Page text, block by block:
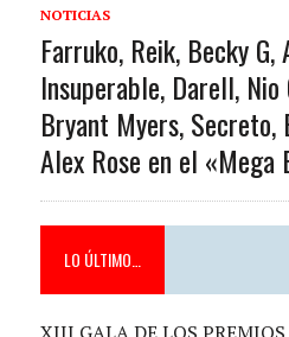
NOTICIAS
Farruko, Reik, Becky
Insuperable, Darell,
Bryant Myers, Secreto,
Alex Rose en el «Mega
LO ÚLTIMO…